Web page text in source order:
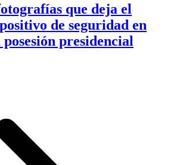
que deja el
de seguridad en
presidencial